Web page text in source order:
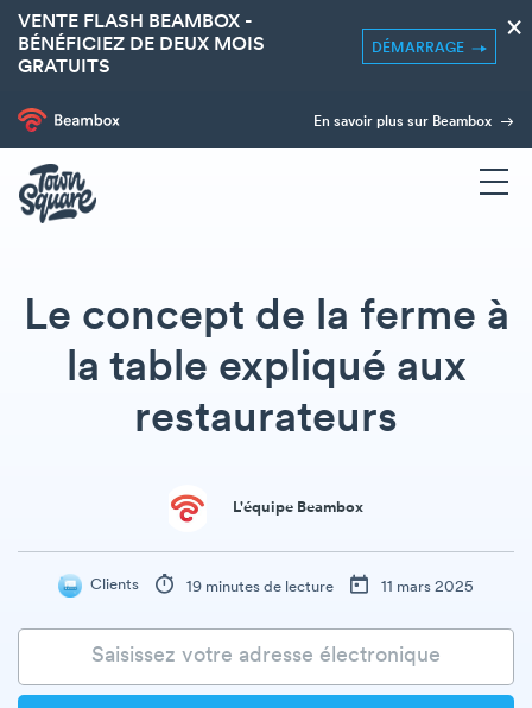
VENTE FLASH BEAMBOX -
BÉNÉFICIEZ DE DEUX MOIS
GRATUITS
DÉMARRAGE
×
En savoir plus sur Beambox
Le concept de la ferme à
la table expliqué aux
restaurateurs
L'équipe Beambox
Clients 19 minutes de lecture 11 mars 2025